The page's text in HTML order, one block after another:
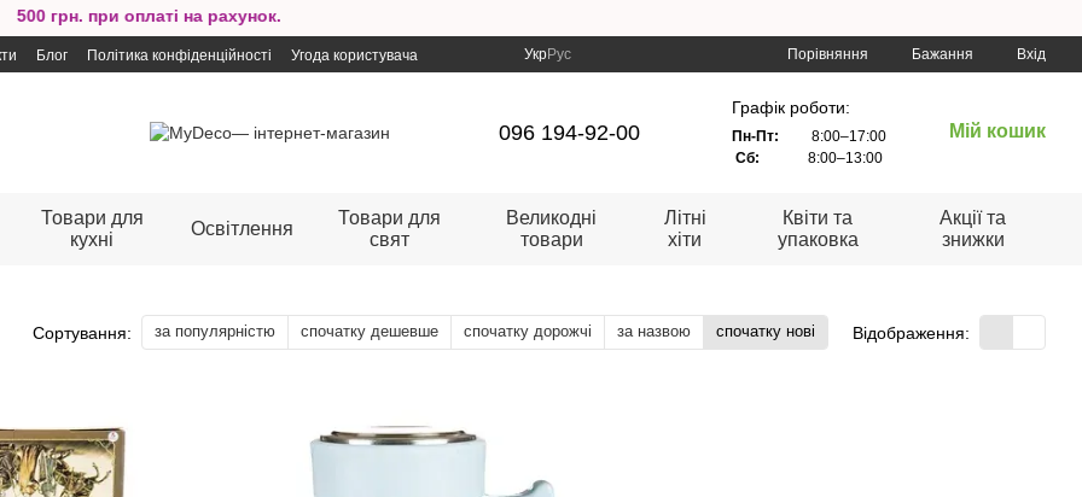
грн. при оплаті на рахунок.
Блог Політика конфіденційності Угода користувача УкрРус Порівняння Бажання Вхід
096 194-92-00
Графік роботи:
Пн-Пт:
8:00–17:00
Сб:
8:00–13:00
Мій кошик
Товари для
кухні
Освітлення
Товари для
свят
Великодні
товари
Літні
хіти
Квіти та
упаковка
Акції та
знижки
Сортування: за популярністю спочатку дешевше спочатку дорожчі за назвою спочатку нові Відображення: